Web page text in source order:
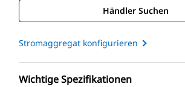
Händler Suchen
Stromaggregat konfigurieren
Wichtige Spezifikationen